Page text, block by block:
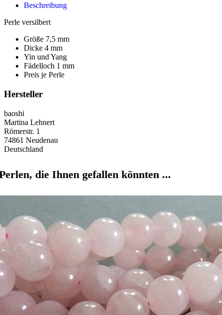
Beschreibung
Perle versilbert
Größe 7,5 mm
Dicke 4 mm
Yin und Yang
Fädelloch 1 mm
Preis je Perle
Hersteller
baoshi
Martina Lehnert
Römerstr. 1
74861 Neudenau
Deutschland
die Ihnen gefallen könnten ...